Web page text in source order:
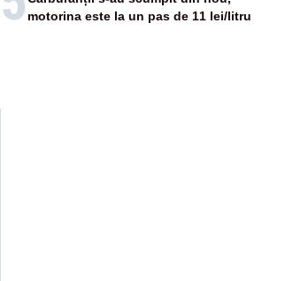
motorina este la un pas de 11 lei/litru